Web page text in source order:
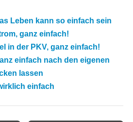
Leben kann so einfach sein
ganz einfach!
in der PKV, ganz einfach!
einfach nach den eigenen
lassen
einfach